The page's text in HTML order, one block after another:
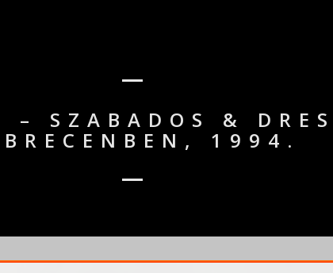
SZABADOS &
1994.